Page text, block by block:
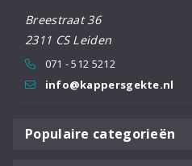
Breestraat 36
2311 CS Leiden
071 - 512 5212
info@kappersgekte.nl
Populaire categorieën